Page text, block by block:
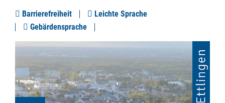
Barrierefreiheit
Leichte Sprache
Gebärdensprache